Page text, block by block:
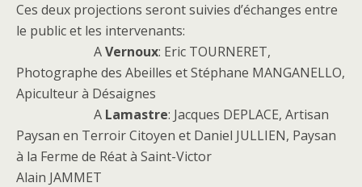
Ces deux projections seront suivies d’échanges entre
le public et les intervenants:
AVernoux: Eric TOURNERET,
Photographe des Abeilles et Stéphane MANGANELLO,
Apiculteur à Désaignes
A Lamastre: Jacques DEPLACE, Artisan
Paysan en Terroir Citoyen et Daniel JULLIEN, Paysan
à la Ferme de Réat à Saint-Victor
Alain JAMMET